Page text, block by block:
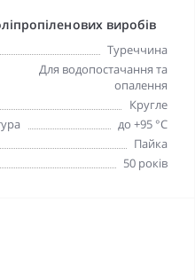
виробів
Туреччина
Для водопостачання та
опалення
Кругле
до +95 °С
Пайка
50 років